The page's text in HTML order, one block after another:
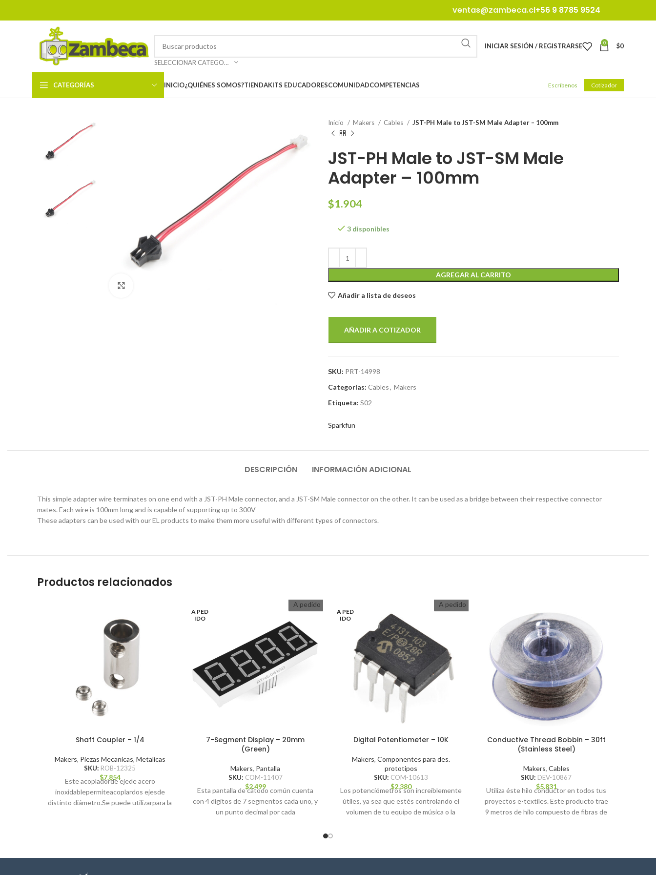
ventas@zambeca.cl+56 9 8785 9524
SELECCIONAR CATEGORÍA
INICIAR SESIÓN / REGISTRARSE 0 $0
CATEGORÍAS INICIO¿QUIÉNES SOMOS?TIENDAKITS EDUCADORESCOMUNIDADCOMPETENCIAS Escríbenos Cotizador
Inicio Makers Cables JST-PH Male to JST-SM Male Adapter – 100mm
JST-PH Male to JST-SM Male
Adapter – 100mm
$1.904
3 disponibles
AGREGAR AL CARRITO
Añadir a lista de deseos
AÑADIR A COTIZADOR
SKU: PRT-14998
Categorías: Cables, Makers
Etiqueta: S02
Sparkfun
DESCRIPCIÓN INFORMACIÓN ADICIONAL
This simple adapter wire terminates on one end with a JST-PH Male connector, and a JST-SM Male connector on the other. It can be used as a bridge between their respective connector
mates. Each wire is 100mm long and is capable of supporting up to 300V
These adapters can be used with our EL products to make them more useful with different types of connectors.
Productos relacionados
Shaft Coupler – 1/4
Makers, Piezas Mecanicas, Metalicas
SKU: ROB-12325
$7.854
Este acopladorde ejede acero
inoxidablepermiteacoplardos ejesde
distinto diámetro.Se puede utilizarpara la
A PED
IDO
A pedido
7-Segment Display – 20mm
(Green)
Makers, Pantalla
SKU: COM-11407
$2.499
Esta pantalla de cátodo común cuenta
con 4 dígitos de 7 segmentos cada uno, y
un punto decimal por cada
A PED
IDO
A pedido
Digital Potentiometer – 10K
Makers, Componentes para des.
prototipos
SKU: COM-10613
$2.380
Los potenciómetros son increíblemente
útiles, ya sea que estés controlando el
volumen de tu equipo de música o la
Conductive Thread Bobbin – 30ft
(Stainless Steel)
Makers, Cables
SKU: DEV-10867
$5.831
Utiliza éste hilo conductor en todos tus
proyectos e-textiles. Este producto trae
9 metros de hilo compuesto de fibras de